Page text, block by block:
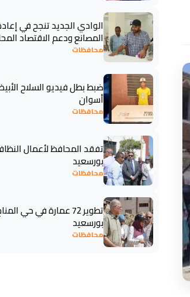
الوادي الجديد تنجح في
المصانع ودعم الاقتصاد
محافظات
ضبط بطل فيديو السلاح
أسوان
محافظات
تفقد المحافظ لأعمال
بورسعيد
محافظات
تطوير 72 عمارة في حي
بورسعيد
محافظات